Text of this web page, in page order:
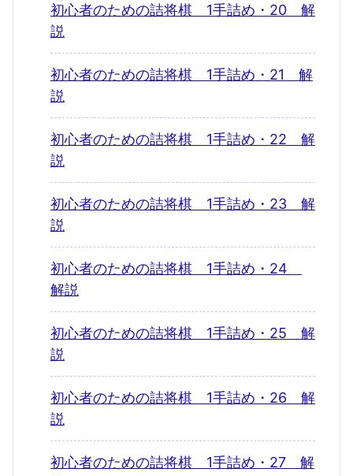
初心者のための詰将棋 1手詰め・20 解
説
初心者のための詰将棋 1手詰め・21 解
説
初心者のための詰将棋 1手詰め・22 解
説
初心者のための詰将棋 1手詰め・23 解
説
初心者のための詰将棋 1手詰め・24
解説
初心者のための詰将棋 1手詰め・25 解
説
初心者のための詰将棋 1手詰め・26 解
説
初心者のための詰将棋 1手詰め・27 解